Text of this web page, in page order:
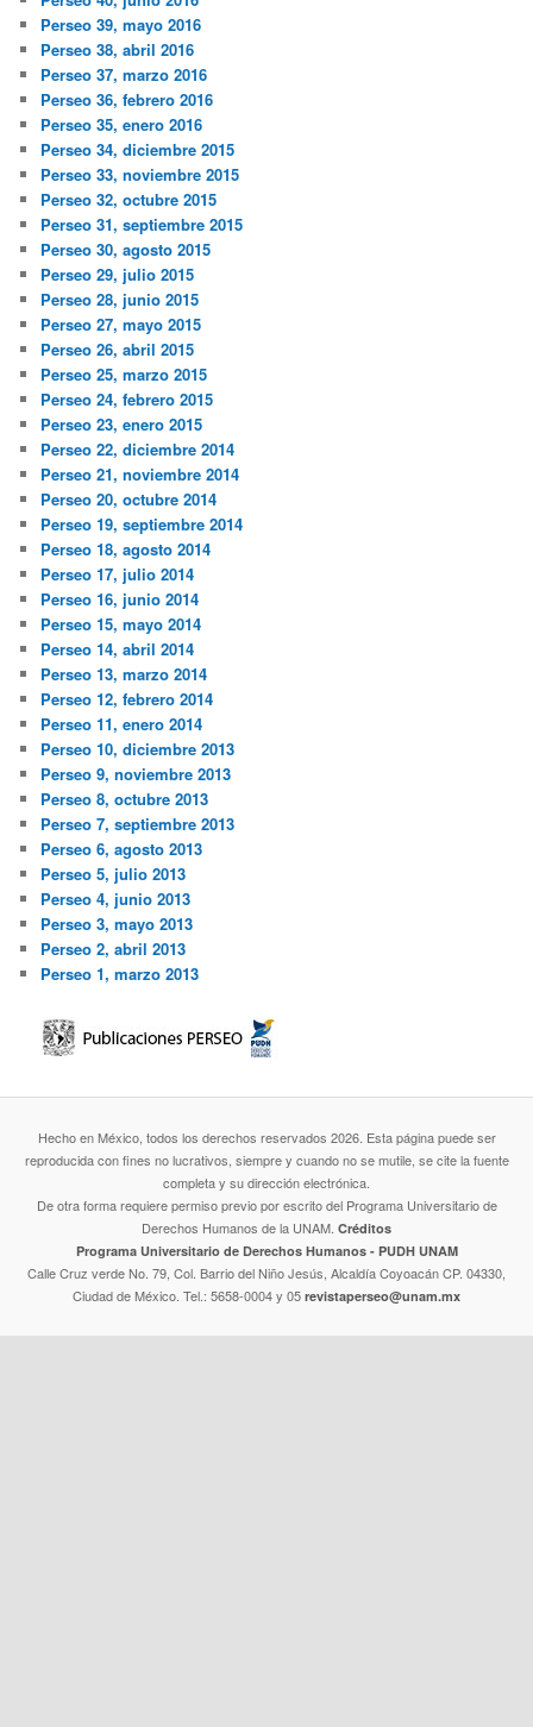
Perseo 39, mayo 2016
Perseo 38, abril 2016
Perseo 37, marzo 2016
Perseo 36, febrero 2016
Perseo 35, enero 2016
Perseo 34, diciembre 2015
Perseo 33, noviembre 2015
Perseo 32, octubre 2015
Perseo 31, septiembre 2015
Perseo 30, agosto 2015
Perseo 29, julio 2015
Perseo 28, junio 2015
Perseo 27, mayo 2015
Perseo 26, abril 2015
Perseo 25, marzo 2015
Perseo 24, febrero 2015
Perseo 23, enero 2015
Perseo 22, diciembre 2014
Perseo 21, noviembre 2014
Perseo 20, octubre 2014
Perseo 19, septiembre 2014
Perseo 18, agosto 2014
Perseo 17, julio 2014
Perseo 16, junio 2014
Perseo 15, mayo 2014
Perseo 14, abril 2014
Perseo 13, marzo 2014
Perseo 12, febrero 2014
Perseo 11, enero 2014
Perseo 10, diciembre 2013
Perseo 9, noviembre 2013
Perseo 8, octubre 2013
Perseo 7, septiembre 2013
Perseo 6, agosto 2013
Perseo 5, julio 2013
Perseo 4, junio 2013
Perseo 3, mayo 2013
Perseo 2, abril 2013
Perseo 1, marzo 2013
Hecho en México, todos los derechos reservados 2026. Esta página puede ser
reproducida con fines no lucrativos, siempre y cuando no se mutile, se cite la fuente
completa y su dirección electrónica.
De otra forma requiere permiso previo por escrito del Programa Universitario de
Derechos Humanos de la UNAM. Créditos
Programa Universitario de Derechos Humanos - PUDH UNAM
Calle Cruz verde No. 79, Col. Barrio del Niño Jesús, Alcaldía Coyoacán CP. 04330,
Ciudad de México. Tel.: 5658-0004 y 05 revistaperseo@unam.mx